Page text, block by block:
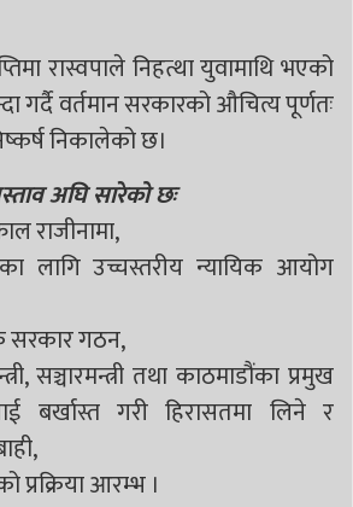
रास्वपाले निहत्था युवामाथि भएको
गर्दै वर्तमान सरकारको औचित्य पूर्णतः
निकालेको छ।
अघि सारेको छः
राजीनामा,
लागि उच्चस्तरीय न्यायिक आयोग
सरकार गठन,
सञ्चारमन्त्री तथा काठमाडौंका प्रमुख
बर्खास्त गरी हिरासतमा लिने र
प्रक्रिया आरम्भ ।